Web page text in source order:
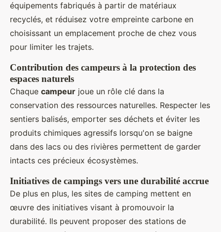
équipements fabriqués à partir de matériaux
recyclés, et réduisez votre empreinte carbone en
choisissant un emplacement proche de chez vous
pour limiter les trajets.
Contribution des campeurs à la protection des
espaces naturels
Chaque campeur joue un rôle clé dans la
conservation des ressources naturelles. Respecter les
sentiers balisés, emporter ses déchets et éviter les
produits chimiques agressifs lorsqu'on se baigne
dans des lacs ou des rivières permettent de garder
intacts ces précieux écosystèmes.
Initiatives de campings vers une durabilité accrue
De plus en plus, les sites de camping mettent en
œuvre des initiatives visant à promouvoir la
durabilité. Ils peuvent proposer des stations de